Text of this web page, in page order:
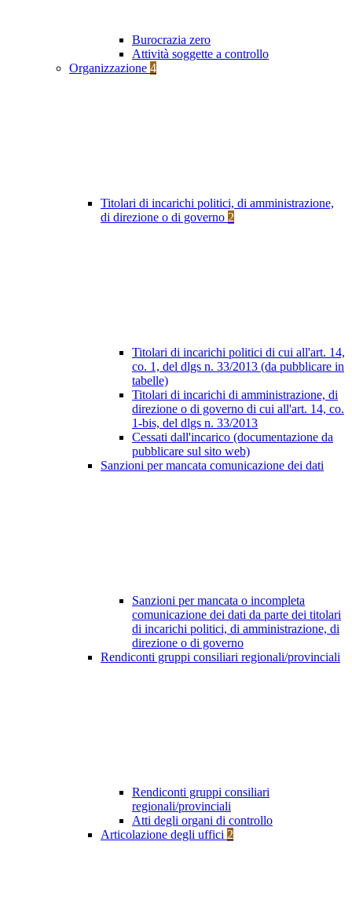
Burocrazia zero
Attività soggette a controllo
Organizzazione 4
Titolari di incarichi politici, di amministrazione,
di direzione o di governo 2
Titolari di incarichi politici di cui all'art. 14,
co. 1, del dlgs n. 33/2013 (da pubblicare in
tabelle)
Titolari di incarichi di amministrazione, di
direzione o di governo di cui all'art. 14, co.
1-bis, del dlgs n. 33/2013
Cessati dall'incarico (documentazione da
pubblicare sul sito web)
Sanzioni per mancata comunicazione dei dati
Sanzioni per mancata o incompleta
comunicazione dei dati da parte dei titolari
di incarichi politici, di amministrazione, di
direzione o di governo
Rendiconti gruppi consiliari regionali/provinciali
Rendiconti gruppi consiliari
regionali/provinciali
Atti degli organi di controllo
Articolazione degli uffici 2